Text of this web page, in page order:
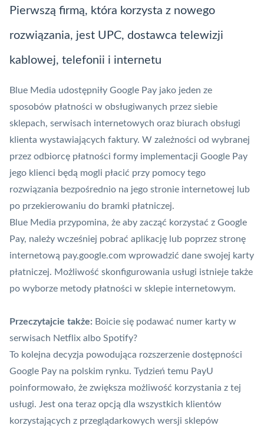
Pierwszą firmą, która korzysta z nowego
rozwiązania, jest UPC, dostawca telewizji
kablowej, telefonii i internetu
Blue Media udostępniły Google Pay jako jeden ze
sposobów płatności w obsługiwanych przez siebie
sklepach, serwisach internetowych oraz biurach obsługi
klienta wystawiających faktury. W zależności od wybranej
przez odbiorcę płatności formy implementacji Google Pay
jego klienci będą mogli płacić przy pomocy tego
rozwiązania bezpośrednio na jego stronie internetowej lub
po przekierowaniu do bramki płatniczej.
Blue Media przypomina, że aby zacząć korzystać z Google
Pay, należy wcześniej pobrać aplikację lub poprzez stronę
internetową pay.google.com wprowadzić dane swojej karty
płatniczej. Możliwość skonfigurowania usługi istnieje także
po wyborze metody płatności w sklepie internetowym.
Przeczytajcie także: Boicie się podawać numer karty w
serwisach Netflix albo Spotify?
To kolejna decyzja powodująca rozszerzenie dostępności
Google Pay na polskim rynku. Tydzień temu PayU
poinformowało, że zwiększa możliwość korzystania z tej
usługi. Jest ona teraz opcją dla wszystkich klientów
korzystających z przeglądarkowych wersji sklepów